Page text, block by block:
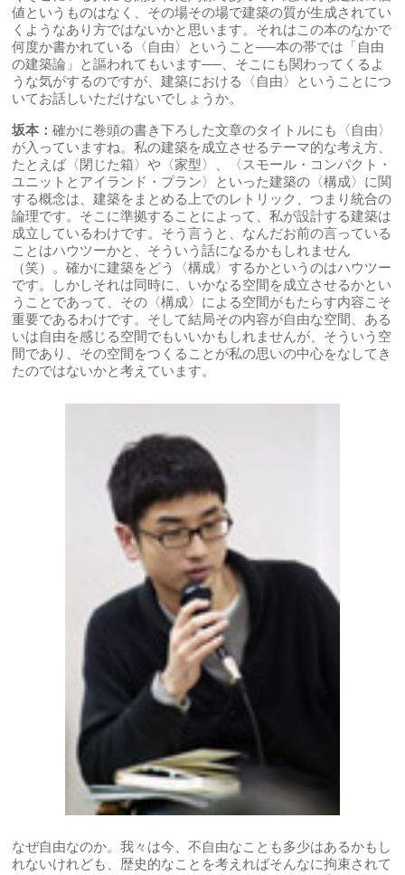
値というものはなく、その場その場で建築の質が生成されてい
くようなあり方ではないかと思います。それはこの本のなかで
何度か書かれている〈自由〉ということ──本の帯では「自由
の建築論」と謳われてもいます──、そこにも関わってくるよ
うな気がするのですが、建築における〈自由〉ということにつ
いてお話しいただけないでしょうか。
坂本： 確かに巻頭の書き下ろした文章のタイトルにも〈自由〉
が入っていますね。私の建築を成立させるテーマ的な考え方、
たとえば〈閉じた箱〉や〈家型〉、〈スモール・コンパクト・
ユニットとアイランド・プラン〉といった建築の〈構成〉に関
する概念は、建築をまとめる上でのレトリック、つまり統合の
論理です。そこに準拠することによって、私が設計する建築は
成立しているわけです。そう言うと、なんだお前の言っている
ことはハウツーかと、そういう話になるかもしれません
（笑）。確かに建築をどう〈構成〉するかというのはハウツー
です。しかしそれは同時に、いかなる空間を成立させるかとい
うことであって、その〈構成〉による空間がもたらす内容こそ
重要であるわけです。そして結局その内容が自由な空間、ある
いは自由を感じる空間でもいいかもしれませんが、そういう空
間であり、その空間をつくることが私の思いの中心をなしてき
たのではないかと考えています。
なぜ自由なのか。我々は今、不自由なことも多少はあるかもし
れないけれども、歴史的なことを考えればそんなに拘束されて